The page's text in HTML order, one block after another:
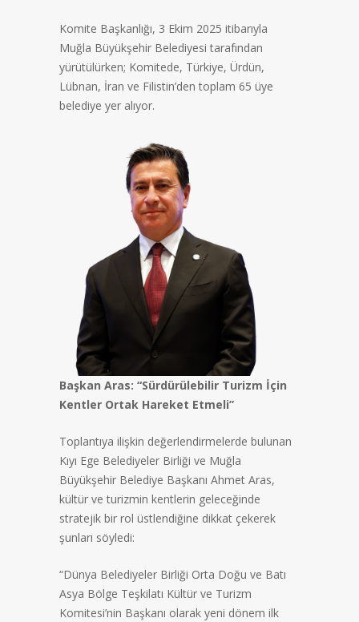
Komite Başkanlığı, 3 Ekim 2025 itibarıyla
Muğla Büyükşehir Belediyesi tarafından
yürütülürken; Komitede, Türkiye, Ürdün,
Lübnan, İran ve Filistin’den toplam 65 üye
belediye yer alıyor.
Başkan Aras: “Sürdürülebilir Turizm İçin
Kentler Ortak Hareket Etmeli”
Toplantıya ilişkin değerlendirmelerde bulunan
Kıyı Ege Belediyeler Birliği ve Muğla
Büyükşehir Belediye Başkanı Ahmet Aras,
kültür ve turizmin kentlerin geleceğinde
stratejik bir rol üstlendiğine dikkat çekerek
şunları söyledi:
“Dünya Belediyeler Birliği Orta Doğu ve Batı
Asya Bölge Teşkilatı Kültür ve Turizm
Komitesi’nin Başkanı olarak yeni dönem ilk